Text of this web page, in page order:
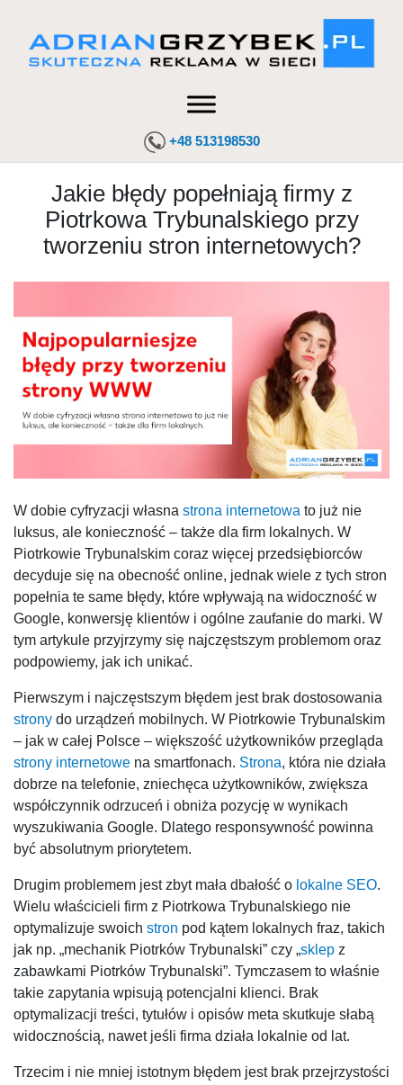
+48 513198530
Jakie błędy popełniają firmy z
Piotrkowa Trybunalskiego przy
tworzeniu stron internetowych?
W dobie cyfryzacji własna strona internetowa to już nie
luksus, ale konieczność – także dla firm lokalnych. W
Piotrkowie Trybunalskim coraz więcej przedsiębiorców
decyduje się na obecność online, jednak wiele z tych stron
popełnia te same błędy, które wpływają na widoczność w
Google, konwersję klientów i ogólne zaufanie do marki. W
tym artykule przyjrzymy się najczęstszym problemom oraz
podpowiemy, jak ich unikać.
Pierwszym i najczęstszym błędem jest brak dostosowania
strony do urządzeń mobilnych. W Piotrkowie Trybunalskim
– jak w całej Polsce – większość użytkowników przegląda
strony internetowe na smartfonach. Strona, która nie działa
dobrze na telefonie, zniechęca użytkowników, zwiększa
współczynnik odrzuceń i obniża pozycję w wynikach
wyszukiwania Google. Dlatego responsywność powinna
być absolutnym priorytetem.
Drugim problemem jest zbyt mała dbałość o lokalne SEO.
Wielu właścicieli firm z Piotrkowa Trybunalskiego nie
optymalizuje swoich stron pod kątem lokalnych fraz, takich
jak np. „mechanik Piotrków Trybunalski” czy „sklep z
zabawkami Piotrków Trybunalski”. Tymczasem to właśnie
takie zapytania wpisują potencjalni klienci. Brak
optymalizacji treści, tytułów i opisów meta skutkuje słabą
widocznością, nawet jeśli firma działa lokalnie od lat.
Trzecim i nie mniej istotnym błędem jest brak przejrzystości